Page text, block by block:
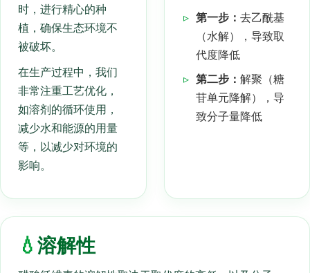
时，进行精心的种
植，确保生态环境不
被破坏。
在生产过程中，我们
非常注重工艺优化，
如溶剂的循环使用，
减少水和能源的用量
等，以减少对环境的
影响。
▹ 第一步： 去乙酰基
（水解），导致取
代度降低
▹ 第二步： 解聚（糖
苷单元降解），导
致分子量降低
💧溶解性